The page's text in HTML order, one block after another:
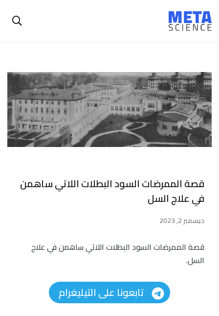
قصة الممرضات السود البطلات اللاتي ساهمن
في علاج السل
ديسمبر 2, 2023
قصة الممرضات السود البطلات اللاتي ساهمن في علاج
السل.
تابعونا على التيليغرام